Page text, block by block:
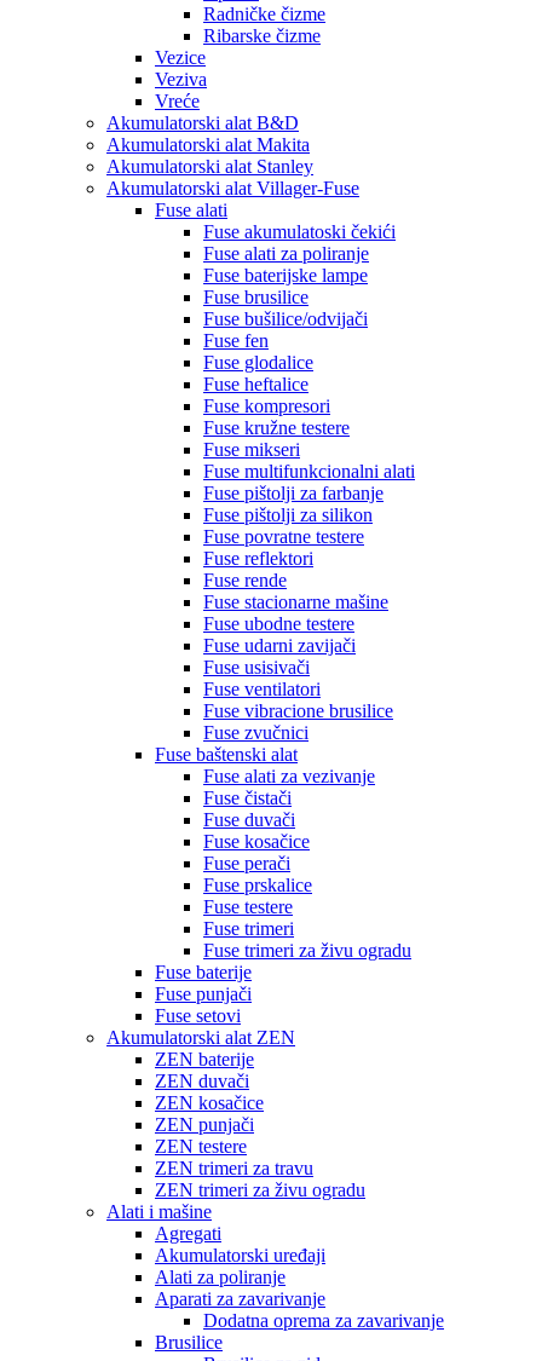
Radničke čizme
Ribarske čizme
Vezice
Veziva
Vreće
Akumulatorski alat B&D
Akumulatorski alat Makita
Akumulatorski alat Stanley
Akumulatorski alat Villager-Fuse
Fuse alati
Fuse akumulatoski čekići
Fuse alati za poliranje
Fuse baterijske lampe
Fuse brusilice
Fuse bušilice/odvijači
Fuse fen
Fuse glodalice
Fuse heftalice
Fuse kompresori
Fuse kružne testere
Fuse mikseri
Fuse multifunkcionalni alati
Fuse pištolji za farbanje
Fuse pištolji za silikon
Fuse povratne testere
Fuse reflektori
Fuse rende
Fuse stacionarne mašine
Fuse ubodne testere
Fuse udarni zavijači
Fuse usisivači
Fuse ventilatori
Fuse vibracione brusilice
Fuse zvučnici
Fuse baštenski alat
Fuse alati za vezivanje
Fuse čistači
Fuse duvači
Fuse kosačice
Fuse perači
Fuse prskalice
Fuse testere
Fuse trimeri
Fuse trimeri za živu ogradu
Fuse baterije
Fuse punjači
Fuse setovi
Akumulatorski alat ZEN
ZEN baterije
ZEN duvači
ZEN kosačice
ZEN punjači
ZEN testere
ZEN trimeri za travu
ZEN trimeri za živu ogradu
Alati i mašine
Agregati
Akumulatorski uređaji
Alati za poliranje
Aparati za zavarivanje
Dodatna oprema za zavarivanje
Brusilice